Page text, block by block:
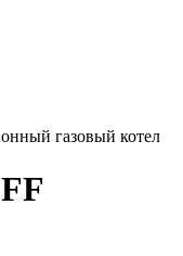
газовый котел